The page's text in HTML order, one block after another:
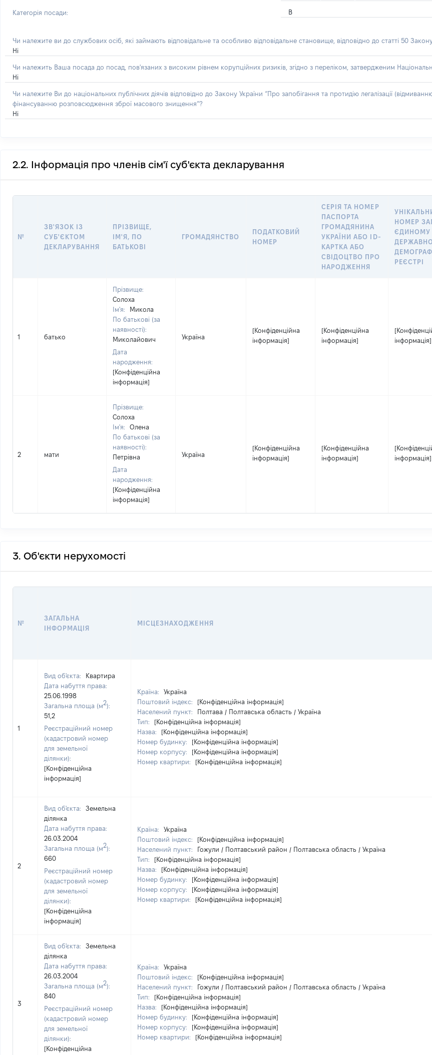
Категорія посади: В
Чи належите ви до службових осіб, які займають відповідальне та особливо відповідальне становище, відповідно до статті 50
Ні
Чи належить Ваша посада до посад, пов'язаних з високим рівнем корупційних ризиків, згідно з переліком, затвердженим
Ні
Чи належите Ви до національних публічних діячів відповідно до Закону України “Про запобігання та протидію легалізації
фінансуванню розповсюдження зброї масового знищення”?
Ні
2.2. Інформація про членів сім'ї суб'єкта декларування
№
ЗВ'ЯЗОК ІЗ
СУБ'ЄКТОМ
ДЕКЛАРУВАННЯ
ПРІЗВИЩЕ,
ІМ'Я, ПО
БАТЬКОВІ
ГРОМАДЯНСТВО
ПОДАТКОВИЙ
НОМЕР
СЕРІЯ ТА НОМЕР
ПАСПОРТА
ГРОМАДЯНИНА
УКРАЇНИ АБО ID-
КАРТКА АБО
СВІДОЦТВО ПРО
НАРОДЖЕННЯ
НОМЕР
ЄДИНОМУ
РЕЄСТРІ
1 батько
Прізвище:
Солоха
Ім'я:
Микола
По батькові (за
наявності):
Миколайович
Дата
народження:
[Конфіденційна
інформація]
Україна
[Конфіденційна
інформація]
[Конфіденційна
інформація]
інформація]
2 мати
Прізвище:
Солоха
Ім'я:
Олена
По батькові (за
наявності):
Петрівна
Дата
народження:
[Конфіденційна
інформація]
Україна
[Конфіденційна
інформація]
[Конфіденційна
інформація]
інформація]
3. Об'єкти нерухомості
№
ЗАГАЛЬНА
ІНФОРМАЦІЯ
МІСЦЕЗНАХОДЖЕННЯ
1
Вид об'єкта:
Квартира
Дата набуття права:
25.06.1998
Загальна площа (м2):
51,2
Реєстраційний номер
(кадастровий номер
для земельної
ділянки):
[Конфіденційна
інформація]
Країна:
Україна
Поштовий індекс:
[Конфіденційна інформація]
Населений пункт:
Полтава / Полтавська область / Україна
Тип:
[Конфіденційна інформація]
Назва:
[Конфіденційна інформація]
Номер будинку:
[Конфіденційна інформація]
Номер корпусу:
[Конфіденційна інформація]
Номер квартири:
[Конфіденційна інформація]
2
Вид об'єкта:
Земельна
ділянка
Дата набуття права:
26.03.2004
Загальна площа (м2):
660
Реєстраційний номер
(кадастровий номер
для земельної
ділянки):
[Конфіденційна
інформація]
Країна:
Україна
Поштовий індекс:
[Конфіденційна інформація]
Населений пункт:
Гожули / Полтавський район / Полтавська область / Україна
Тип:
[Конфіденційна інформація]
Назва:
[Конфіденційна інформація]
Номер будинку:
[Конфіденційна інформація]
Номер корпусу:
[Конфіденційна інформація]
Номер квартири:
[Конфіденційна інформація]
3
Вид об'єкта:
Земельна
ділянка
Дата набуття права:
26.03.2004
Загальна площа (м2):
840
Реєстраційний номер
(кадастровий номер
для земельної
ділянки):
[Конфіденційна
Країна:
Україна
Поштовий індекс:
[Конфіденційна інформація]
Населений пункт:
Гожули / Полтавський район / Полтавська область / Україна
Тип:
[Конфіденційна інформація]
Назва:
[Конфіденційна інформація]
Номер будинку:
[Конфіденційна інформація]
Номер корпусу:
[Конфіденційна інформація]
Номер квартири:
[Конфіденційна інформація]